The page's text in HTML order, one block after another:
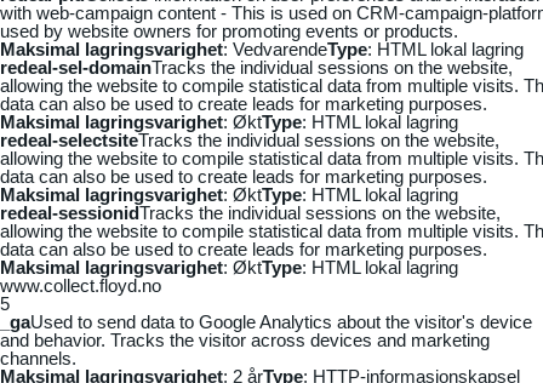
with web-campaign content - This is used on CRM-campaign-
used by website owners for promoting events or products.
Maksimal lagringsvarighet: VedvarendeType: HTML lokal lagring
redeal-sel-domainTracks the individual sessions on the website,
allowing the website to compile statistical data from multiple visits.
data can also be used to create leads for marketing purposes.
Maksimal lagringsvarighet: ØktType: HTML lokal lagring
redeal-selectsiteTracks the individual sessions on the website,
allowing the website to compile statistical data from multiple visits.
data can also be used to create leads for marketing purposes.
Maksimal lagringsvarighet: ØktType: HTML lokal lagring
redeal-sessionidTracks the individual sessions on the website,
allowing the website to compile statistical data from multiple visits.
data can also be used to create leads for marketing purposes.
Maksimal lagringsvarighet: ØktType: HTML lokal lagring
www.collect.floyd.no
5
_gaUsed to send data to Google Analytics about the visitor's device
and behavior. Tracks the visitor across devices and marketing
channels.
Maksimal lagringsvarighet: 2 årType: HTTP-informasjonskapsel